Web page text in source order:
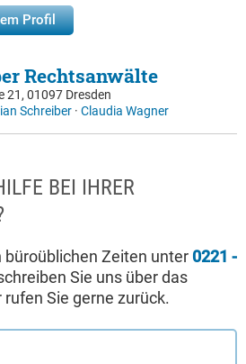
Profil
Rechtsanwälte
21, 01097 Dresden
Schreiber · Claudia Wagner
BEI IHRER
büroüblichen Zeiten unter 0221 -
Sie uns über das
rufen Sie gerne zurück.